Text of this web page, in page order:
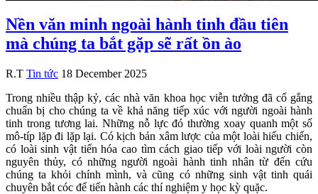
Nền văn minh ngoài hành tinh đầu tiên
mà chúng ta bắt gặp sẽ rất ồn ào
R.T Tin tức 18 December 2025
Trong nhiều thập kỷ, các nhà văn khoa học viễn tưởng đã cố gắng
chuẩn bị cho chúng ta về khả năng tiếp xúc với người ngoài hành
tinh trong tương lai. Những nỗ lực đó thường xoay quanh một số
mô-típ lặp đi lặp lại. Có kịch bản xâm lược của một loài hiếu chiến,
có loài sinh vật tiến hóa cao tìm cách giao tiếp với loài người còn
nguyên thủy, có những người ngoài hành tinh nhân từ đến cứu
chúng ta khỏi chính mình, và cũng có những sinh vật tinh quái
chuyên bắt cóc để tiến hành các thí nghiệm y học kỳ quặc.